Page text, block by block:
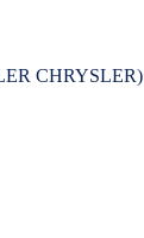
CHRYSLER)